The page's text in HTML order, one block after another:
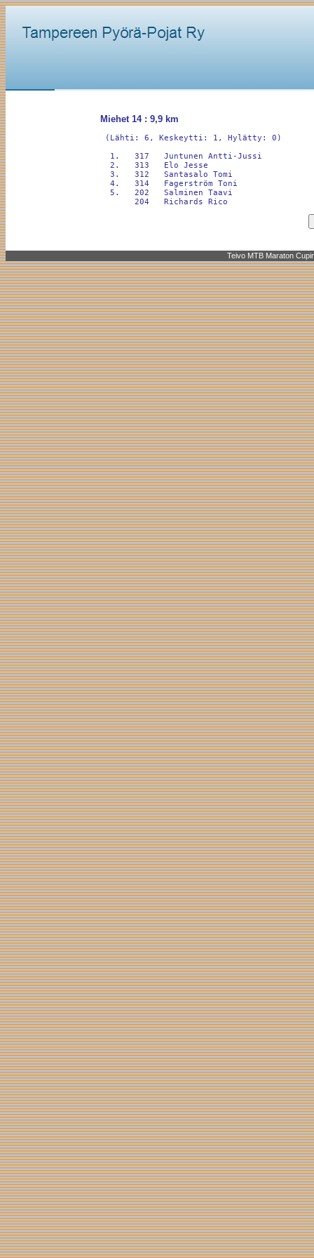
Miehet 14 : 9,9 km
(Lähti: 6, Keskeytti: 1, Hylätty: 0)
1.   317   Juntunen Antti-Jussi
2.   313   Elo Jesse
3.   312   Santasalo Tomi
4.   314   Fagerström Toni
5.   202   Salminen Taavi
Teivo MTB Maraton